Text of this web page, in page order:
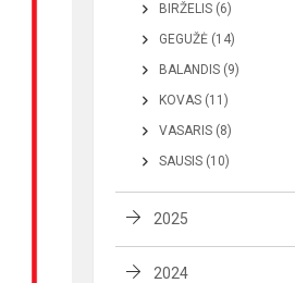
BIRŽELIS (6)
GEGUŽĖ (14)
BALANDIS (9)
KOVAS (11)
VASARIS (8)
SAUSIS (10)
2025
2024